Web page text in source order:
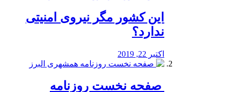
این کشور مگر نیروی امنیتی
ندارد؟
اکتبر 22, 2019
️ صفحه نخست روزنامه‌